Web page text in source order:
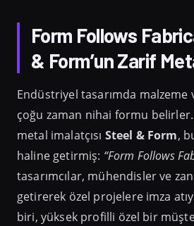
Form Follows
& Form’un Zarif
Endüstriyel tasarımda malzeme
çoğu zaman nihai formu
metal imalatçısı Steel & Form,
haline getirmiş: “Form Follows
tasarımcılar, mühendisler ve
getirerek özel projelere imza
biri, yüksek profilli özel bir